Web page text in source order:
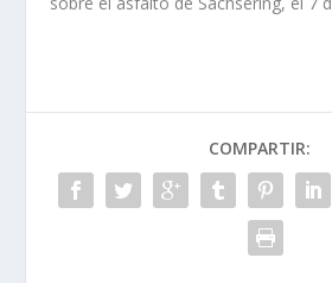
COMPARTIR: